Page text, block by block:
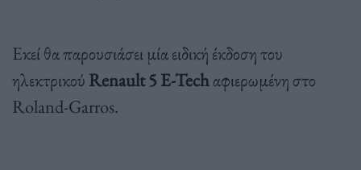
Εκεί θα παρουσιάσει μία ειδική έκδοση του
ηλεκτρικούRenault 5 E-Techαφιερωμένη στο
Roland-Garros.